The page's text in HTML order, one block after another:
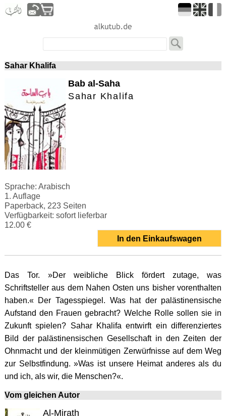
Sahar Khalifa
Bab al-Saha
Sahar Khalifa
Sprache: Arabisch
1. Auflage
Paperback, 223 Seiten
Verfügbarkeit: sofort lieferbar
12.00 €
In den Einkaufswagen
Das Tor. »Der weibliche Blick fördert zutage, was
Schriftsteller aus dem Nahen Osten uns bisher vorenthalten
haben.« Der Tagesspiegel. Was hat der palästinensische
Aufstand den Frauen gebracht? Welche Rolle sollen sie in
Zukunft spielen? Sahar Khalifa entwirft ein differenziertes
Bild der palästinensischen Gesellschaft in den Zeiten der
Ohnmacht und der kleinmütigen Zerwürfnisse auf dem Weg
zur Selbstfindung. »Was ist unsere Heimat anderes als du
und ich, als wir, die Menschen?«.
Vom gleichen Autor
Al-Mirath